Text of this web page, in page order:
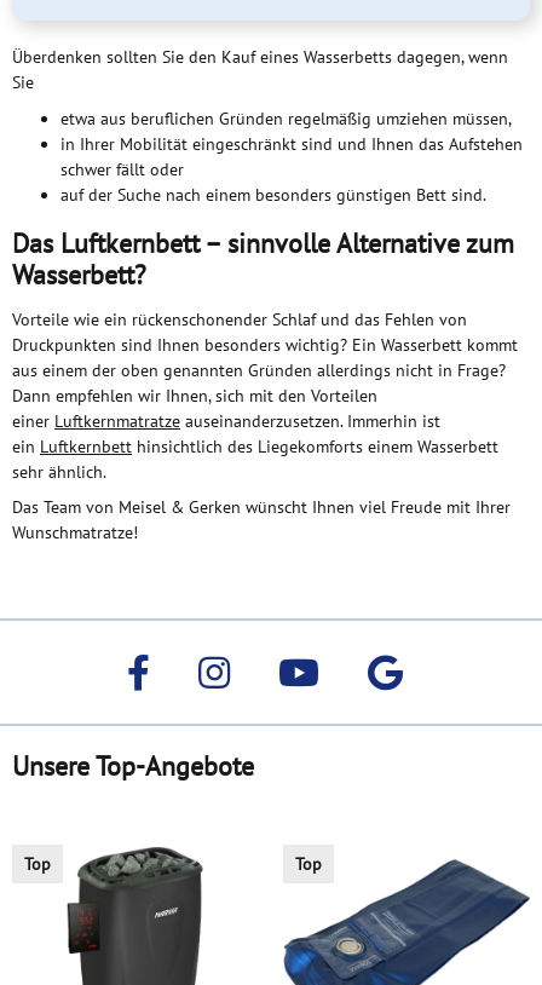
Überdenken sollten Sie den Kauf eines Wasserbetts dagegen, wenn
Sie
etwa aus beruflichen Gründen regelmäßig umziehen müssen,
in Ihrer Mobilität eingeschränkt sind und Ihnen das Aufstehen
schwer fällt oder
auf der Suche nach einem besonders günstigen Bett sind.
Das Luftkernbett – sinnvolle Alternative zum
Wasserbett?
Vorteile wie ein rückenschonender Schlaf und das Fehlen von
Druckpunkten sind Ihnen besonders wichtig? Ein Wasserbett kommt
aus einem der oben genannten Gründen allerdings nicht in Frage?
Dann empfehlen wir Ihnen, sich mit den Vorteilen
einer Luftkernmatratze auseinanderzusetzen. Immerhin ist
ein Luftkernbett hinsichtlich des Liegekomforts einem Wasserbett
sehr ähnlich.
Das Team von Meisel & Gerken wünscht Ihnen viel Freude mit Ihrer
Wunschmatratze!
Unsere Top-Angebote
Top Top